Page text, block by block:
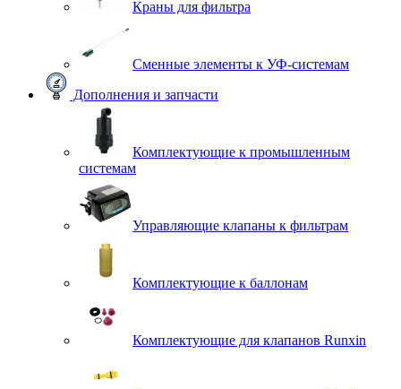
Краны для фильтра
Сменные элементы к УФ-системам
Дополнения и запчасти
Комплектующие к промышленным
системам
Управляющие клапаны к фильтрам
Комплектующие к баллонам
Комплектующие для клапанов Runxin